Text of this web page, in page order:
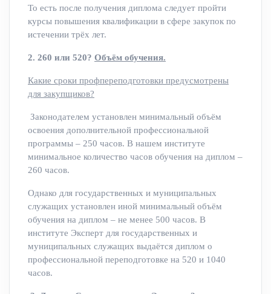
То есть после получения диплома следует пройти
курсы повышения квалификации в сфере закупок по
истечении трёх лет.
2. 260 или 520? Объём обучения.
Какие сроки профпереподготовки предусмотрены
для закупщиков?
Законодателем установлен минимальный объём
освоения дополнительной профессиональной
программы – 250 часов. В нашем институте
минимальное количество часов обучения на диплом –
260 часов.
Однако для государственных и муниципальных
служащих установлен иной минимальный объём
обучения на диплом – не менее 500 часов. В
институте Эксперт для государственных и
муниципальных служащих выдаётся диплом о
профессиональной переподготовке на 520 и 1040
часов.